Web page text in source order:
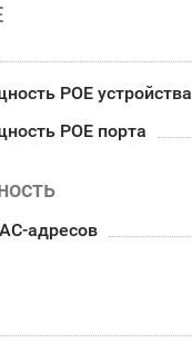
POE устройства
POE порта
адресов